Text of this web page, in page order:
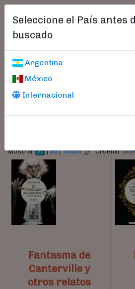
Seleccione el País antes
buscado
Argentina
México
Internacional
Libros
Parámetros
Mostrar 20 |50|Todos//Ordenar
Fantasma de
Canterville y
otros relatos